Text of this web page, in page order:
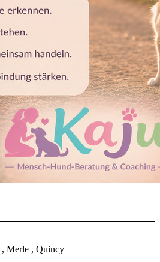
, Merle , Quincy